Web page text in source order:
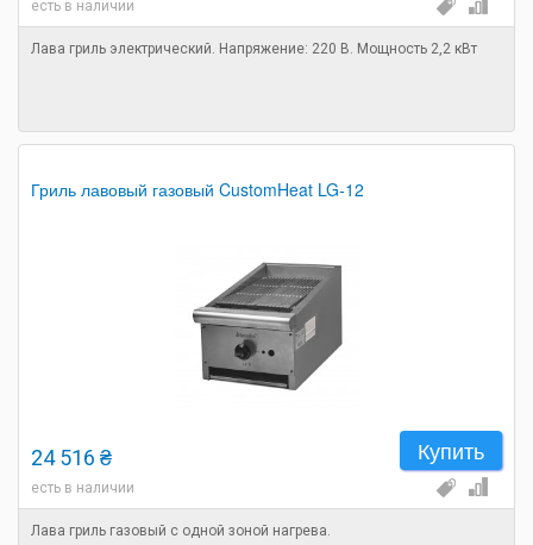
есть в наличии
Лава гриль электрический. Напряжение: 220 В. Мощность 2,2 кВт
Гриль лавовый газовый CustomHeat LG-12
Купить
24 516 ₴
есть в наличии
Лава гриль газовый с одной зоной нагрева.